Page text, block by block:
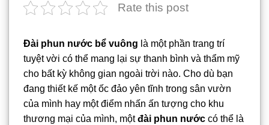
Rate this post
Đài phun nước bể vuông là một phần trang trí
tuyệt vời có thể mang lại sự thanh bình và thẩm mỹ
cho bất kỳ không gian ngoài trời nào. Cho dù bạn
đang thiết kế một ốc đảo yên tĩnh trong sân vườn
của mình hay một điểm nhấn ấn tượng cho khu
thương mại của mình, mộtđài phun nước có thể là